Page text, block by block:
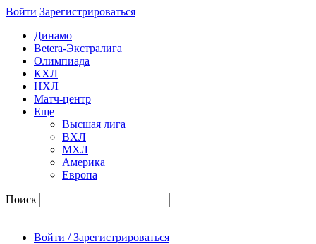
Войти Зарегиcтрироваться
Динамо
Betera-Экстралига
Олимпиада
КХЛ
НХЛ
Матч-центр
Еще
Высшая лига
ВХЛ
МХЛ
Америка
Европа
Поиск
Войти / Зарегистрироваться